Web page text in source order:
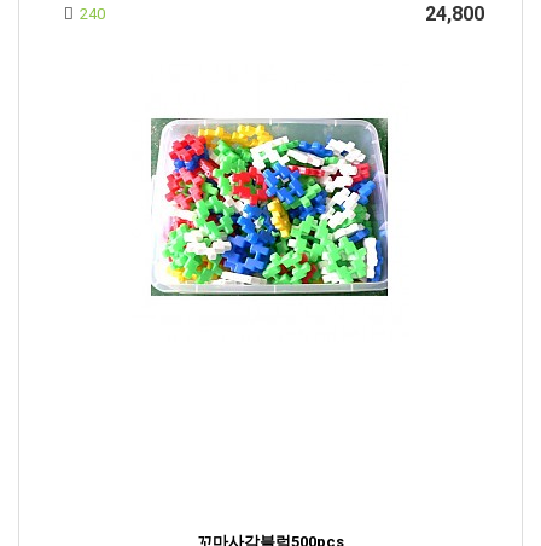
240
24,800
꼬마사각블럭500pcs